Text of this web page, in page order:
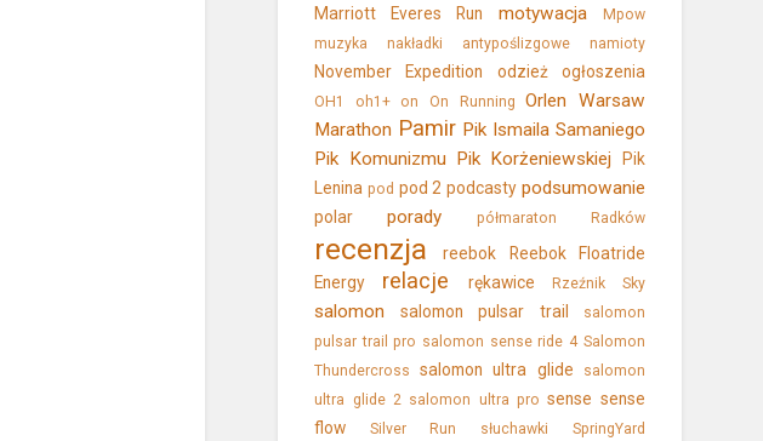
Marriott Everes Run
motywacja
Mpow
muzyka
nakładki antypoślizgowe namioty
November Expedition odzież ogłoszenia
OH1 oh1+ on On Running
Orlen Warsaw
Marathon Pamir Pik Ismaila Samaniego
Pik Komunizmu Pik Korżeniewskiej
Pik
Lenina pod pod 2 podcasty podsumowanie
polar porady półmaraton Radków
recenzja reebok
Reebok Floatride
Energy
relacje rękawice Rzeźnik Sky
salomon salomon pulsar trail
salomon
pulsar trail pro salomon sense ride 4 Salomon
Thundercross
salomon ultra glide
salomon
ultra glide 2 salomon ultra pro sense sense
flow
Silver Run słuchawki SpringYard